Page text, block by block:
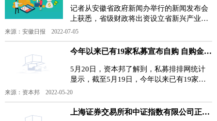
记者从安徽省政府新闻办举行的新闻发布会
上获悉，省级财政将出资设立省新兴产业引
导基金，在引导基金下设三大基金群16只母
来源：安徽日报 2022-07-05
今年以来已有19家私募宣布自购 自购金额达27.65亿元
5月20日，资本邦了解到，私募排排网统计
显示，截至5月19日，今年以来已有19家私
募宣布自购，自购金额达27 65亿元，而百亿
来源：资本邦 2022-05-20
上海证券交易所和中证指数有限公司正式发布科创板芯片指数